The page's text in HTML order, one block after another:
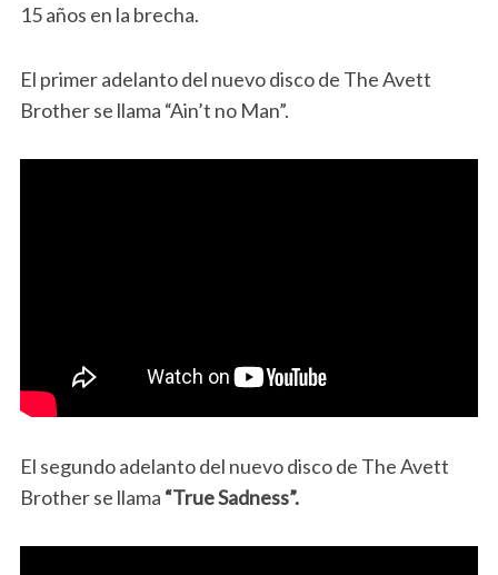
15 años en la brecha.
El primer adelanto del nuevo disco de The Avett
Brother se llama “Ain’t no Man”.
El segundo adelanto del nuevo disco de The Avett
Brother se llama “True Sadness”.